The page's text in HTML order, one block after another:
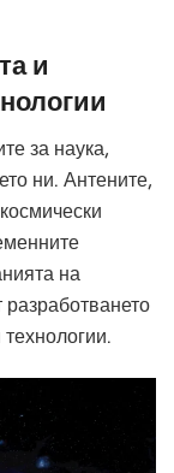
и
за наука,
ни. Антените,
на